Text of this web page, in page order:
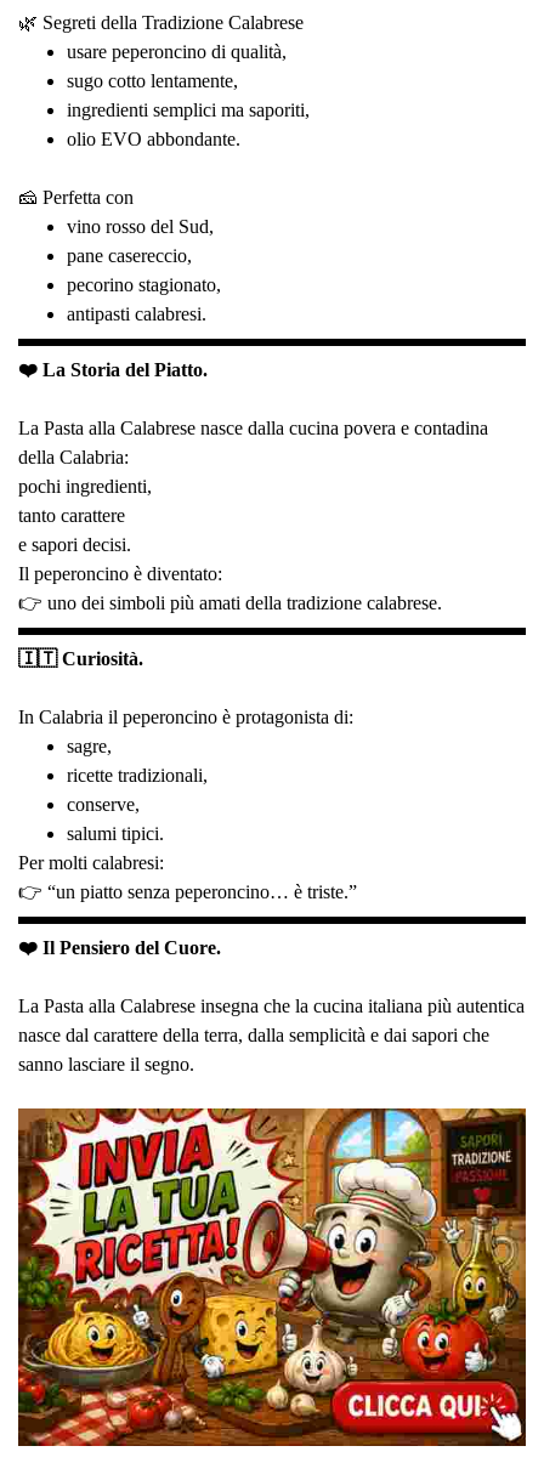
🌿 Segreti della Tradizione Calabrese
usare peperoncino di qualità,
sugo cotto lentamente,
ingredienti semplici ma saporiti,
olio EVO abbondante.
🧀 Perfetta con
vino rosso del Sud,
pane casereccio,
pecorino stagionato,
antipasti calabresi.
❤️ La Storia del Piatto.
La Pasta alla Calabrese nasce dalla cucina povera e contadina
della Calabria:
pochi ingredienti,
tanto carattere
e sapori decisi.
Il peperoncino è diventato:
👉 uno dei simboli più amati della tradizione calabrese.
🇮🇹 Curiosità.
In Calabria il peperoncino è protagonista di:
sagre,
ricette tradizionali,
conserve,
salumi tipici.
Per molti calabresi:
👉 “un piatto senza peperoncino… è triste.”
❤️ Il Pensiero del Cuore.
La Pasta alla Calabrese insegna che la cucina italiana più autentica
nasce dal carattere della terra, dalla semplicità e dai sapori che
sanno lasciare il segno.